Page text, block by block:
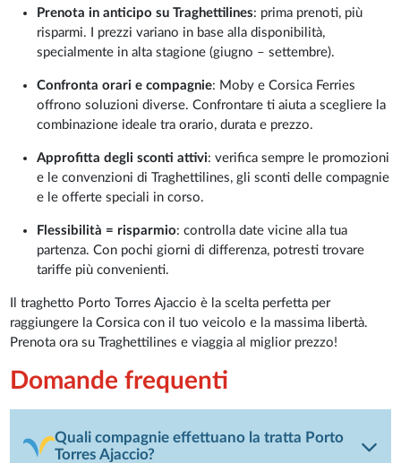
Prenota in anticipo su Traghettilines: prima prenoti, più
risparmi. I prezzi variano in base alla disponibilità,
specialmente in alta stagione (giugno – settembre).
Confronta orari e compagnie: Moby e Corsica Ferries
offrono soluzioni diverse. Confrontare ti aiuta a scegliere la
combinazione ideale tra orario, durata e prezzo.
Approfitta degli sconti attivi: verifica sempre le promozioni
e le convenzioni di Traghettilines, gli sconti delle compagnie
e le offerte speciali in corso.
Flessibilità = risparmio: controlla date vicine alla tua
partenza. Con pochi giorni di differenza, potresti trovare
tariffe più convenienti.
Il traghetto Porto Torres Ajaccio è la scelta perfetta per
raggiungere la Corsica con il tuo veicolo e la massima libertà.
Prenota ora su Traghettilines e viaggia al miglior prezzo!
Domande frequenti
Quali compagnie effettuano la tratta Porto
Torres Ajaccio?